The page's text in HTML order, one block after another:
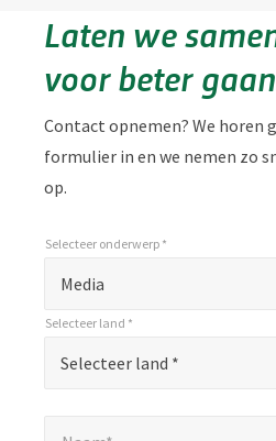
Laten we
voor beter
Contact opnemen? We horen
formulier in en we nemen zo
op.
"
geeft
Media
Selecteer onderwerp *
Selecteer land *
Selecteer land *